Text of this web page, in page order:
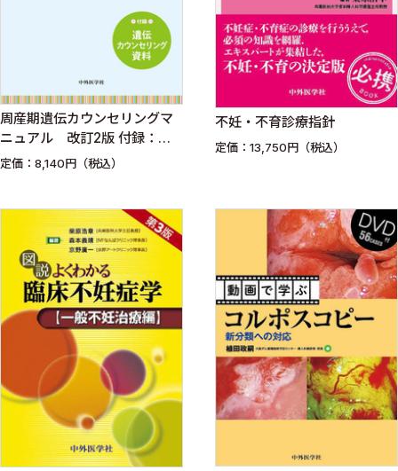
周産期遺伝カウンセリングマ
ニュアル 改訂2版 付録：遺
伝カウンセリング資料
定価：8,140円（税込）
不妊・不育診療指針
定価：13,750円（税込）